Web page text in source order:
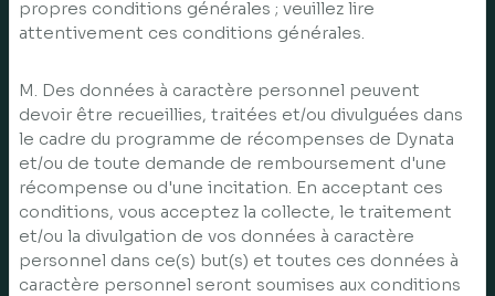
propres conditions générales ; veuillez lire
attentivement ces conditions générales.
M. Des données à caractère personnel peuvent
devoir être recueillies, traitées et/ou divulguées dans
le cadre du programme de récompenses de Dynata
et/ou de toute demande de remboursement d'une
récompense ou d'une incitation. En acceptant ces
conditions, vous acceptez la collecte, le traitement
et/ou la divulgation de vos données à caractère
personnel dans ce(s) but(s) et toutes ces données à
caractère personnel seront soumises aux conditions